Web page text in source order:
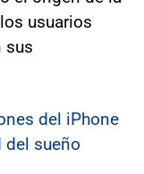
usuarios
sus
del iPhone
del sueño